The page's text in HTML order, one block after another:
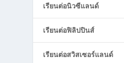
เรียนต่อนิวซีแลนด์
เรียนต่อฟิลิปปินส์
เรียนต่อสวิสเซอร์แลนด์